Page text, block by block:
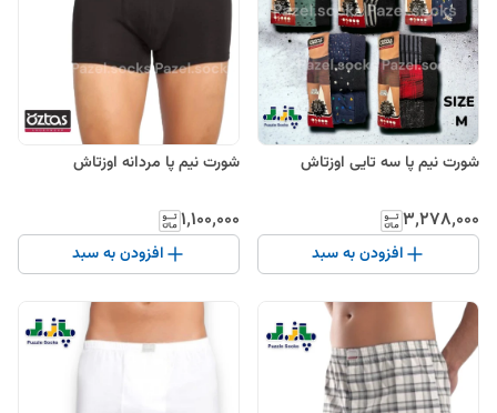
شورت نیم پا سه تایی اوزتاش
۳٬۲۷۸٬۰۰۰
افزودن به سبد
شورت نیم پا مردانه اوزتاش
۱٬۱۰۰٬۰۰۰
افزودن به سبد